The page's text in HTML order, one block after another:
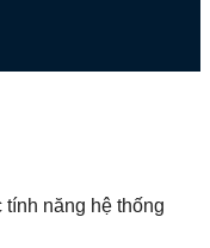
năng hệ thống